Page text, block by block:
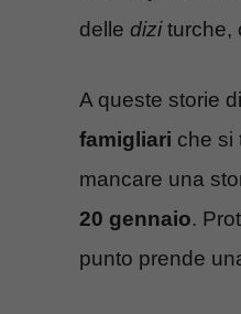
delle diziturche,
A queste storie
famigliari che si
mancare una
20 gennaio.
punto prende